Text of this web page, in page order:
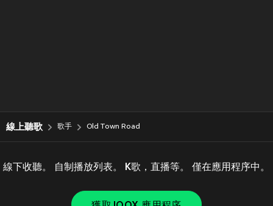
線上聽歌 歌手 Old Town Road
線下收聽。 自制播放列表。 K歌，直播等。 僅在應用程序中。